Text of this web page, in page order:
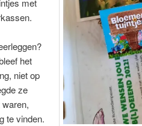
met
het
niet op
ze
te vinden.